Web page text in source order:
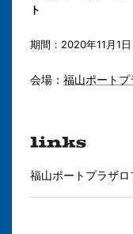
ト
期間：2020年11月1
会場： 福山ポートプ
福山ポートプラザロ